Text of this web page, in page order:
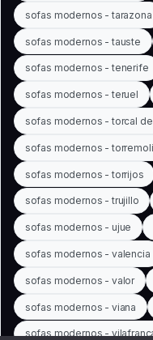
sofas modernos - tarazona
sofas modernos - tauste
sofas modernos - tenerife
sofas modernos - teruel
sofas modernos - torcal
sofas modernos -
sofas modernos - torrijos
sofas modernos - trujillo
sofas modernos - ujue
sofas modernos - valencia
sofas modernos - valor
sofas modernos - viana
sofas modernos -